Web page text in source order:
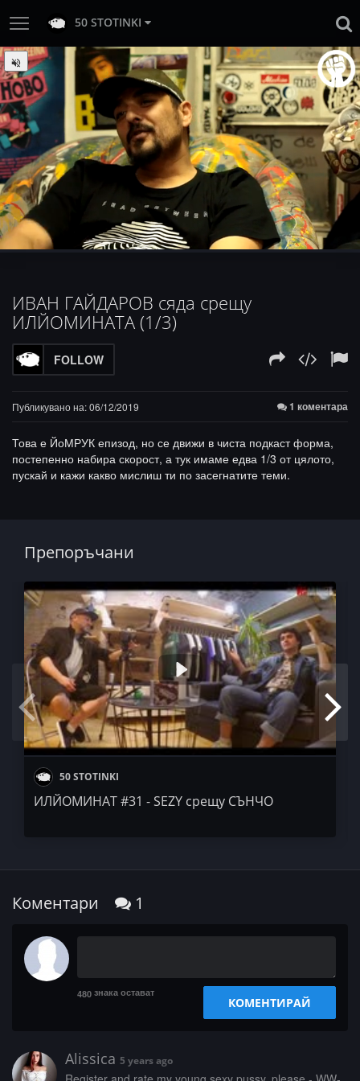
50 STOTINKI
Unmute Loaded:
0%
Progress:
0%
ИВАН ГАЙДАРОВ сяда срещу
ИЛЙОМИНАТА (1/3)
FOLLOW
Публикувано на: 06/12/2019 1 коментара
Това е ЙоМРУК епизод, но се движи в чиста подкаст форма,
постепенно набира скорост, а тук имаме едва 1/3 от цялото,
пускай и кажи какво мислиш ти по засегнатите теми.
Препоръчани
50 STOTINKI
ИЛЙОМИНАТ #31 - SEZY срещу СЪНЧО
Коментари 1
480 знака остават
КОМЕНТИРАЙ
Alissica 5 years ago